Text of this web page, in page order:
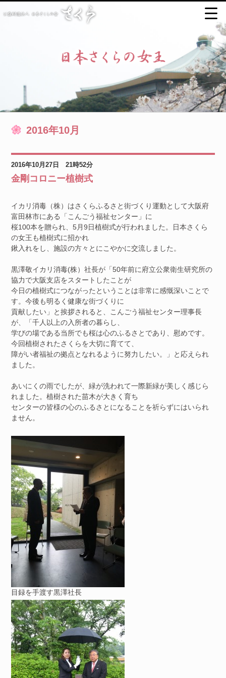
2016年10月
2016年10月27日 21時52分
金剛コロニー植樹式
イカリ消毒（株）はさくらふるさと街づくり運動として大阪府
富田林市にある「こんごう福祉センター」に
桜100本を贈られ、5月9日植樹式が行われました。日本さくら
の女王も植樹式に招かれ
鍬入れをし、施設の方々とにこやかに交流しました。
黒澤敬イカリ消毒(株）社長が「50年前に府立公衆衛生研究所の
協力で大阪支店をスタートしたことが
今日の植樹式につながったということは非常に感慨深いことで
す。今後も明るく健康な街づくりに
貢献したい」と挨拶されると、こんごう福祉センター理事長
が、「千人以上の入所者の暮らし、
学びの場である当所でも桜は心のふるさとであり、慰めです。
今回植樹されたさくらを大切に育てて、
障がい者福祉の拠点となれるように努力したい。」と応えられ
ました。
あいにくの雨でしたが、緑が洗われて一際新緑が美しく感じら
れました。植樹された苗木が大きく育ち
センターの皆様の心のふるさとになることを祈らずにはいられ
ません。
目録を手渡す黒澤社長